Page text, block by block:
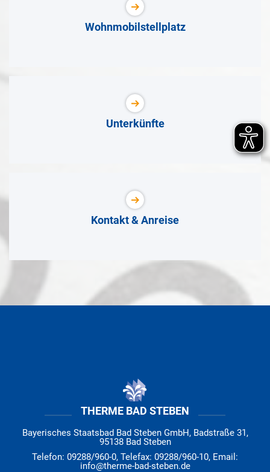
Wohnmobilstellplatz
Unterkünfte
Kontakt & Anreise
THERME BAD STEBEN
Bayerisches Staatsbad Bad Steben GmbH, Badstraße 31,
95138 Bad Steben
Telefon: 09288/960-0, Telefax: 09288/960-10, Email:
info@therme-bad-steben.de